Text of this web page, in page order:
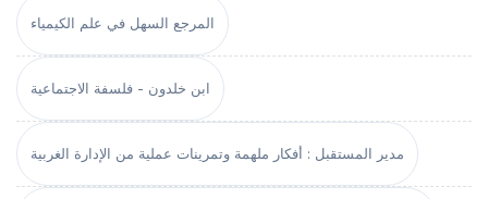
المرجع السهل في علم الكيمياء
ابن خلدون - فلسفة الاجتماعية
مدير المستقبل : أفكار ملهمة وتمرينات عملية من الإدارة الغربية